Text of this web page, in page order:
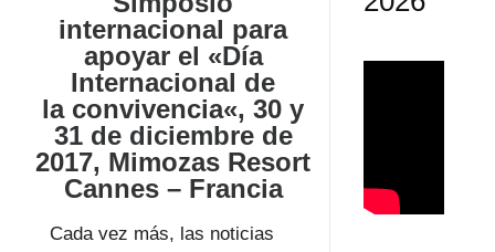
internacional para
apoyar el «Día
Internacional de
la convivencia«, 30 y
31 de diciembre de
2017, Mimozas Resort
Cannes – Francia
Cada vez más, las noticias